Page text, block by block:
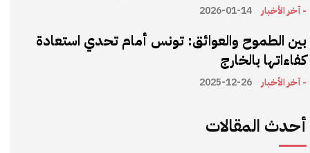
- آخر الأخبار 2026-01-14
بين الطموح والعوائق: تونس أمام تحدي استعادة
كفاءاتها بالخارج
- آخر الأخبار 2025-12-26
أحدث المقالات